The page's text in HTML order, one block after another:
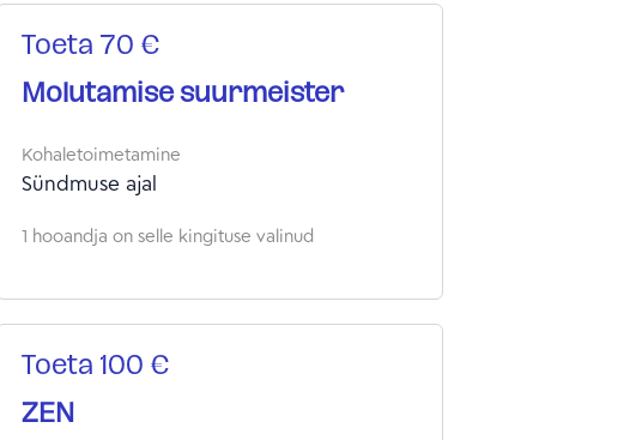
Toeta 70 €
Molutamise suurmeister
Kohaletoimetamine
Sündmuse ajal
1 hooandja on selle kingituse valinud
Toeta 100 €
ZEN